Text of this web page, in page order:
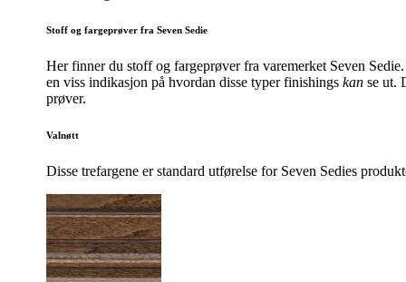
Stoff og fargeprøver fra Seven Sedie
Her finner du stoff og fargeprøver fra varemerket Seven
en viss indikasjon på hvordan disse typer finishings kan se ut.
prøver.
Valnøtt
Disse trefargene er standard utførelse for Seven Sedies